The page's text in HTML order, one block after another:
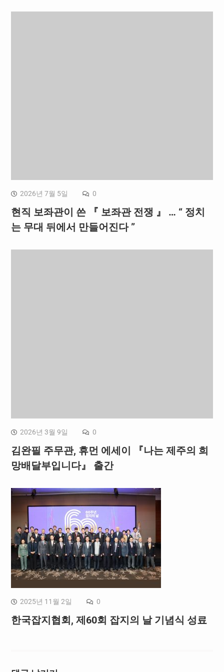
2026년 7월 5일 0
현직 보좌관이 쓴 『 보좌관 전쟁 』 … “ 정치
는 무대 뒤에서 만들어진다 ”
2026년 3월 9일 0
김완필 주무관, 휴먼 에세이 『나는 제주의 희
망배달부입니다』 출간
2025년 11월 2일 0
한국잡지협회, 제60회 잡지의 날 기념식 성료